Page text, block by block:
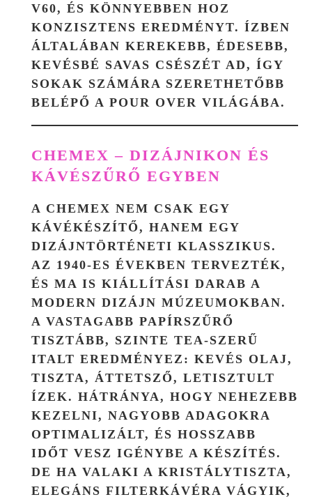
V60, ÉS KÖNNYEBBEN HOZ
KONZISZTENS EREDMÉNYT. ÍZBEN
ÁLTALÁBAN KEREKEBB, ÉDESEBB,
KEVÉSBÉ SAVAS CSÉSZÉT AD, ÍGY
SOKAK SZÁMÁRA SZERETHETŐBB
BELÉPŐ A POUR OVER VILÁGÁBA.
CHEMEX – DIZÁJNIKON ÉS
KÁVÉSZŰRŐ EGYBEN
A CHEMEX NEM CSAK EGY
KÁVÉKÉSZÍTŐ, HANEM EGY
DIZÁJNTÖRTÉNETI KLASSZIKUS.
AZ 1940-ES ÉVEKBEN TERVEZTÉK,
ÉS MA IS KIÁLLÍTÁSI DARAB A
MODERN DIZÁJN MÚZEUMOKBAN.
A VASTAGABB PAPÍRSZŰRŐ
TISZTÁBB, SZINTE TEA-SZERŰ
ITALT EREDMÉNYEZ: KEVÉS OLAJ,
TISZTA, ÁTTETSZŐ, LETISZTULT
ÍZEK. HÁTRÁNYA, HOGY NEHEZEBB
KEZELNI, NAGYOBB ADAGOKRA
OPTIMALIZÁLT, ÉS HOSSZABB
IDŐT VESZ IGÉNYBE A KÉSZÍTÉS.
DE HA VALAKI A KRISTÁLYTISZTA,
ELEGÁNS FILTERKÁVÉRA VÁGYIK,